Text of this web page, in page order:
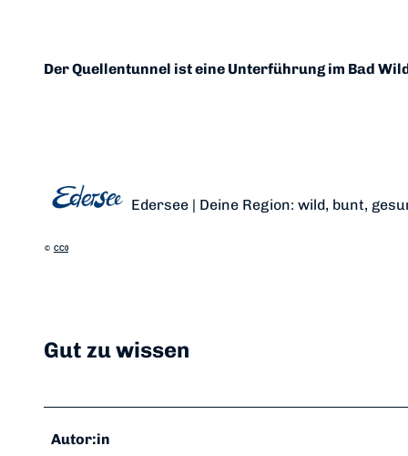
Der Quellentunnel ist eine Unterführung im Bad
© CC0
Edersee | Deine Region: wild, bunt,
Gut zu wissen
Autor:in